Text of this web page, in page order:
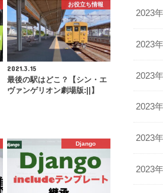
お役立ち情報
2021.3.15
最後の駅はどこ？【シン・エ
ヴァンゲリオン劇場版:||】
Django
2023
2023
2023
2023
2023
2023